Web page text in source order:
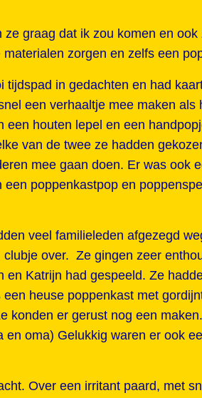
graag dat ik zou komen en
zorgen en zelfs een
in gedachten en had
een verhaaltje mee maken als
houten lepel en een
van de twee ze hadden
mee gaan doen. Er was ook
poppenkastpop en
veel familieleden afgezegd
over. Ze gingen zeer
Katrijn had gespeeld. Ze
heuse poppenkast met
konden er gerust nog een
oma) Gelukkig waren er ook
Over een irritant paard, met